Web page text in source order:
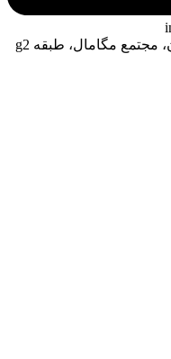
آدرس فروشگاه: شهرک اکباتان، مجتمع مگامال، طبقه g2